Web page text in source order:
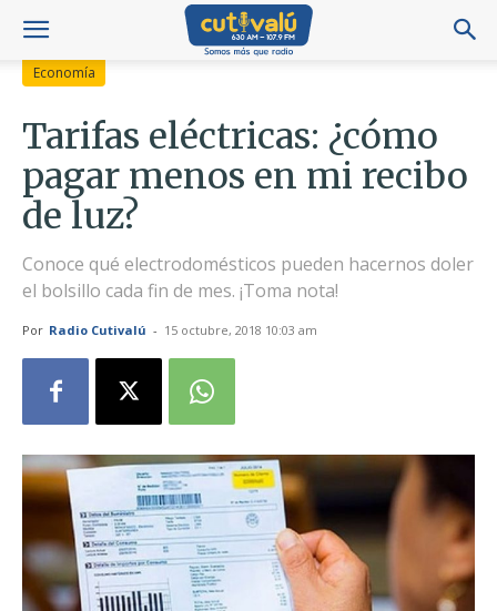
Economía
Tarifas eléctricas: ¿cómo
pagar menos en mi recibo
de luz?
Conoce qué electrodomésticos pueden hacernos doler
el bolsillo cada fin de mes. ¡Toma nota!
Por Radio Cutivalú - 15 octubre, 2018 10:03 am